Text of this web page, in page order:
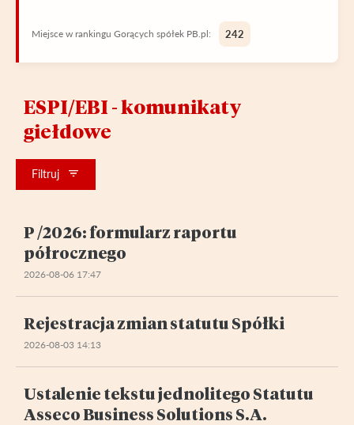
Miejsce w rankingu Gorących spółek PB.pl: 242
ESPI/EBI - komunikaty
giełdowe
Filtruj
P /2026: formularz raportu
półrocznego
2026-08-06 17:47
Rejestracja zmian statutu Spółki
2026-08-03 14:13
Ustalenie tekstu jednolitego Statutu
Asseco Business Solutions S.A.